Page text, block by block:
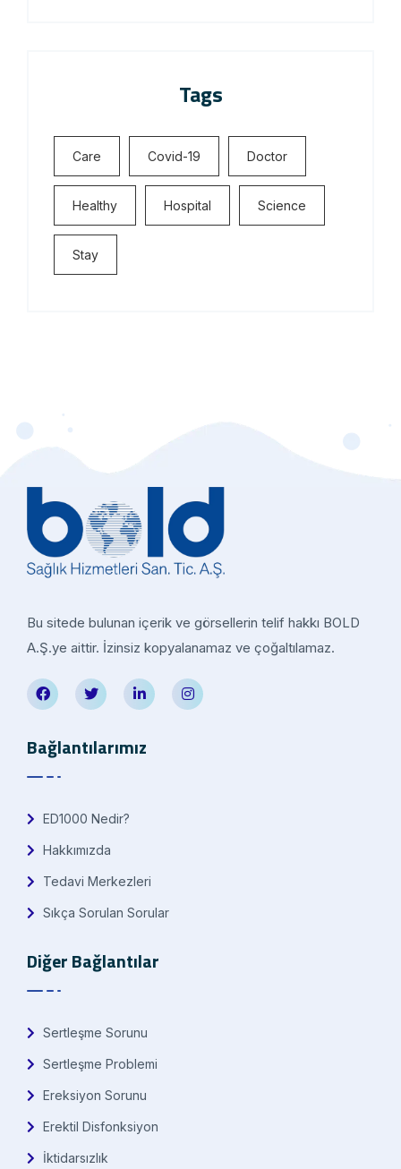
Tags
Care Covid-19 Doctor
Healthy Hospital Science
Stay
Bu sitede bulunan içerik ve görsellerin telif hakkı BOLD
A.Ş.ye aittir. İzinsiz kopyalanamaz ve çoğaltılamaz.
Bağlantılarımız
ED1000 Nedir?
Hakkımızda
Tedavi Merkezleri
Sıkça Sorulan Sorular
Diğer Bağlantılar
Sertleşme Sorunu
Sertleşme Problemi
Ereksiyon Sorunu
Erektil Disfonksiyon
İktidarsızlık